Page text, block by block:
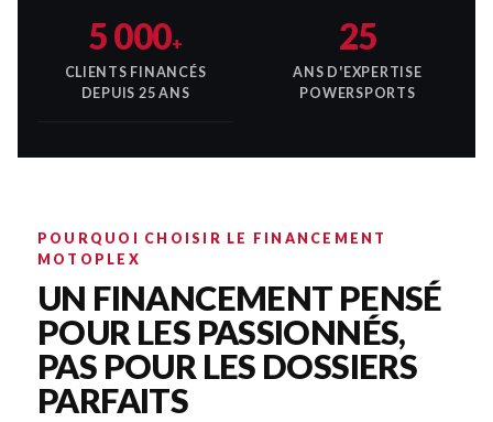
5 000+
CLIENTS FINANCÉS
DEPUIS 25 ANS
25
ANS D'EXPERTISE
POWERSPORTS
POURQUOI CHOISIR LE FINANCEMENT
MOTOPLEX
UN FINANCEMENT PENSÉ
POUR LES PASSIONNÉS,
PAS POUR LES DOSSIERS
PARFAITS